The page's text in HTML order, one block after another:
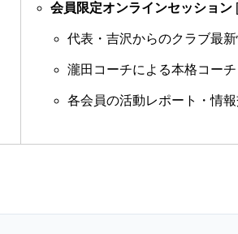
会員限定オンラインセッション
代表・吉沢からのクラブ最
瀧田コーチによる本格コー
各会員の活動レポート・情